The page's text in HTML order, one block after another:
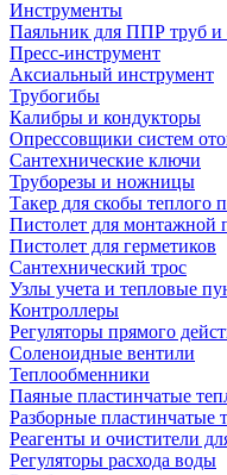
Инструменты
Паяльник для ППР труб и
Пресс-инструмент
Аксиальный инструмент
Трубогибы
Калибры и кондукторы
Опрессовщики систем
Сантехнические ключи
Труборезы и ножницы
Такер для скобы теплого
Пистолет для монтажной
Пистолет для герметиков
Сантехнический трос
Узлы учета и тепловые
Контроллеры
Регуляторы прямого
Соленоидные вентили
Теплообменники
Паяные пластинчатые
Разборные
Реагенты и очистители
Регуляторы расхода воды